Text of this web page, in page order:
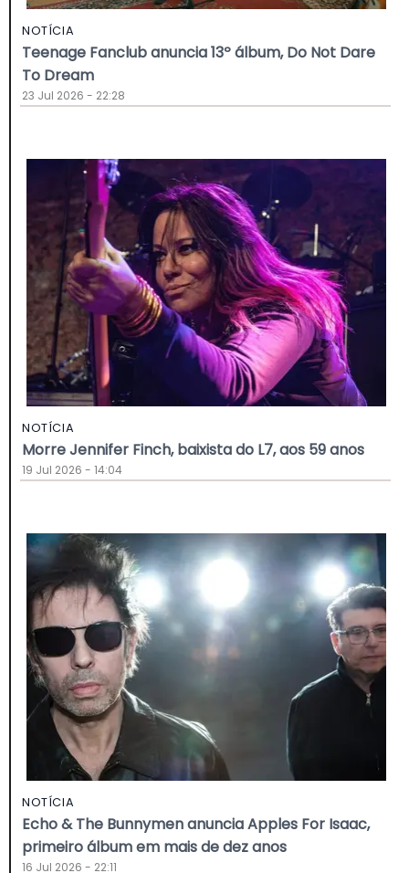
NOTÍCIA
Teenage Fanclub anuncia 13º álbum, Do Not Dare
To Dream
23 Jul 2026 - 22:28
NOTÍCIA
Morre Jennifer Finch, baixista do L7, aos 59 anos
19 Jul 2026 - 14:04
NOTÍCIA
Echo & The Bunnymen anuncia Apples For Isaac,
primeiro álbum em mais de dez anos
16 Jul 2026 - 22:11